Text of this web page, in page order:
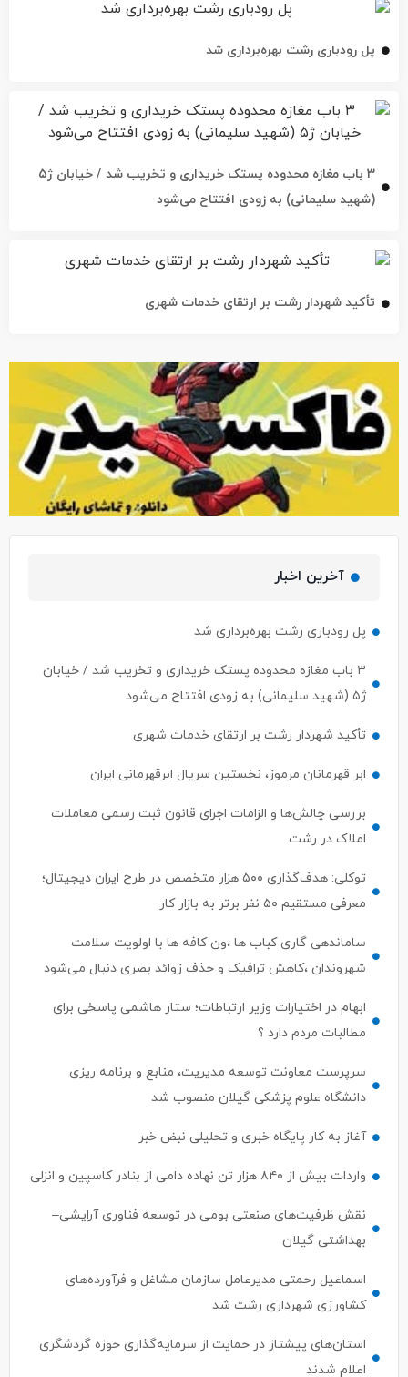
پل رودباری رشت بهره‌برداری شد
۳ باب مغازه محدوده پستک خریداری و تخریب شد / خیابان ژ۵
(شهید سلیمانی) به زودی افتتاح می‌شود
تأکید شهردار رشت بر ارتقای خدمات شهری
آخرین اخبار
پل رودباری رشت بهره‌برداری شد
۳ باب مغازه محدوده پستک خریداری و تخریب شد / خیابان
ژ۵ (شهید سلیمانی) به زودی افتتاح می‌شود
تأکید شهردار رشت بر ارتقای خدمات شهری
ابر قهرمانان مرموز، نخستین سریال ابرقهرمانی ایران
بررسی چالش‌ها و الزامات اجرای قانون ثبت رسمی معاملات
املاک در رشت
توکلی: هدف‌گذاری ۵۰۰ هزار متخصص در طرح ایران دیجیتال؛
معرفی مستقیم ۵۰ نفر برتر به بازار کار
ساماندهی گاری کباب ها ،ون کافه ها با اولویت سلامت
شهروندان ،کاهش ترافیک و حذف زوائد بصری دنبال می‌شود
ابهام در اختیارات وزیر ارتباطات؛ ستار هاشمی پاسخی برای
مطالبات مردم دارد ؟
سرپرست معاونت توسعه مدیریت، منابع و برنامه ریزی
دانشگاه علوم پزشکی گیلان منصوب شد
آغاز به کار پایگاه خبری و تحلیلی نبض خبر
واردات بیش از ۸۴۰ هزار تن نهاده دامی از بنادر كاسپین و انزلی
نقش ظرفیت‌های صنعتی بومی در توسعه فناوری آرایشی–
بهداشتی گیلان
اسماعیل رحمتی مدیرعامل سازمان مشاغل و فرآورده‌های
کشاورزی شهرداری رشت شد
استان‌های پیشتاز در حمایت از سرمایه‌گذاری حوزه گردشگری
اعلام شدند